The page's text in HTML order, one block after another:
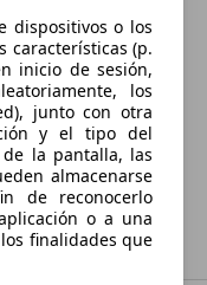
dispositivos o los
características (p.
inicio de sesión,
los
junto con otra
y el tipo del
la pantalla, las
almacenarse
de reconocerlo
o a una
finalidades que